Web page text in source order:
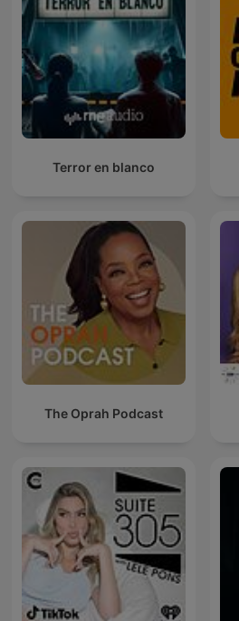
Terror en blanco
The Oprah Podcast